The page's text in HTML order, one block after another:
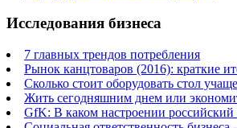
Исследования бизнеса
7 главных трендов потребления
Рынок канцтоваров (2016): краткие
Сколько стоит оборудовать стол
Жить сегодняшним днем или
GfK: В каком настроении российский